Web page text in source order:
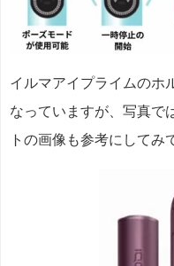
イルマアイプライムのホ
なっていますが、写真で
トの画像も参考にしてみ